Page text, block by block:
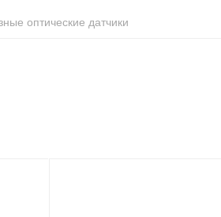
оптические датчики